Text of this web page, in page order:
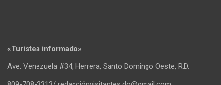
«Turistea informado»
Ave. Venezuela #34, Herrera, Santo Domingo Oeste, R.D.